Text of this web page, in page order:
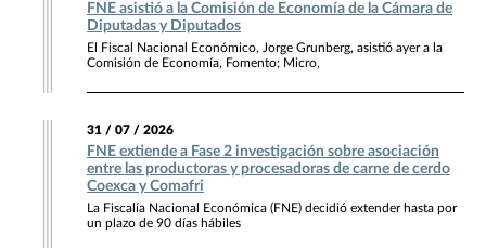
FNE asistió a la Comisión de Economía de la Cámara de
Diputadas y Diputados
El Fiscal Nacional Económico, Jorge Grunberg, asistió ayer a la
Comisión de Economía, Fomento; Micro,
31 / 07 / 2026
FNE extiende a Fase 2 investigación sobre asociación
entre las productoras y procesadoras de carne de cerdo
Coexca y Comafri
La Fiscalía Nacional Económica (FNE) decidió extender hasta por
un plazo de 90 días hábiles